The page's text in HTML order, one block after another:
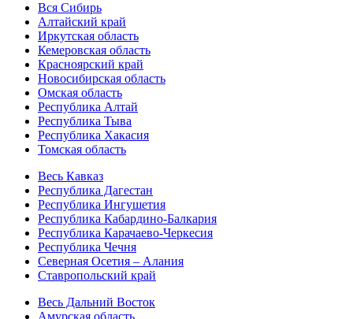
Вся Сибирь
Алтайский край
Иркутская область
Кемеровская область
Красноярский край
Новосибирская область
Омская область
Республика Алтай
Республика Тыва
Республика Хакасия
Томская область
Весь Кавказ
Республика Дагестан
Республика Ингушетия
Республика Кабардино-Балкария
Республика Карачаево-Черкесия
Республика Чечня
Северная Осетия – Алания
Ставропольский край
Весь Дальний Восток
Амурская область